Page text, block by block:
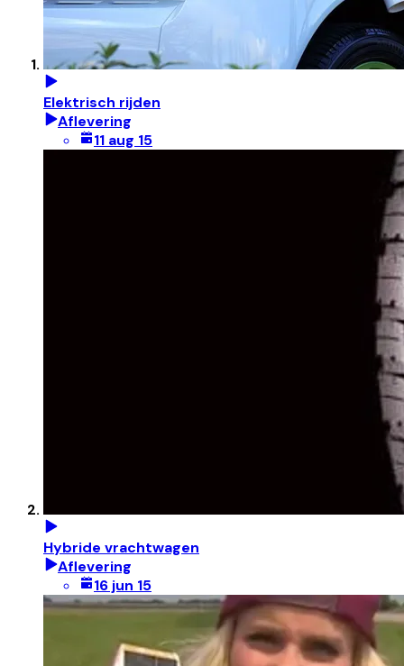
Elektrisch rijden
Aflevering
11 aug 15
Hybride vrachtwagen
Aflevering
16 jun 15